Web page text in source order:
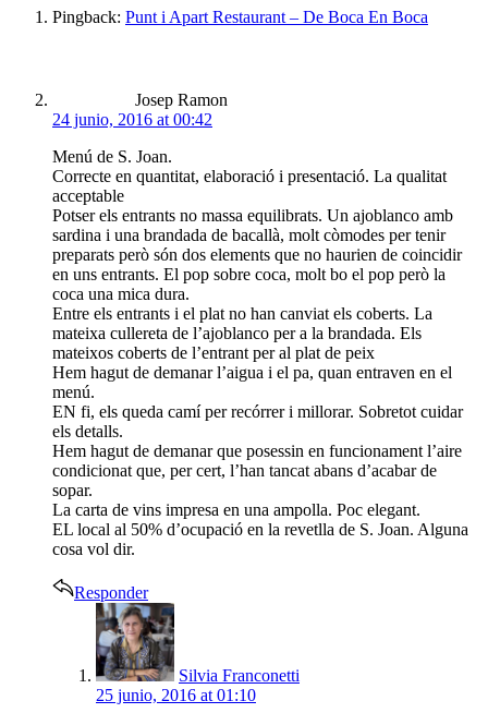
Pingback: Punt i Apart Restaurant – De Boca En Boca
Josep Ramon
24 junio, 2016 at 00:42
Menú de S. Joan.
Correcte en quantitat, elaboració i presentació. La qualitat
acceptable
Potser els entrants no massa equilibrats. Un ajoblanco amb
sardina i una brandada de bacallà, molt còmodes per tenir
preparats però són dos elements que no haurien de coincidir
en uns entrants. El pop sobre coca, molt bo el pop però la
coca una mica dura.
Entre els entrants i el plat no han canviat els coberts. La
mateixa cullereta de l’ajoblanco per a la brandada. Els
mateixos coberts de l’entrant per al plat de peix
Hem hagut de demanar l’aigua i el pa, quan entraven en el
menú.
EN fi, els queda camí per recórrer i millorar. Sobretot cuidar
els detalls.
Hem hagut de demanar que posessin en funcionament l’aire
condicionat que, per cert, l’han tancat abans d’acabar de
sopar.
La carta de vins impresa en una ampolla. Poc elegant.
EL local al 50% d’ocupació en la revetlla de S. Joan. Alguna
cosa vol dir.
Responder
says:
Silvia Franconetti
25 junio, 2016 at 01:10